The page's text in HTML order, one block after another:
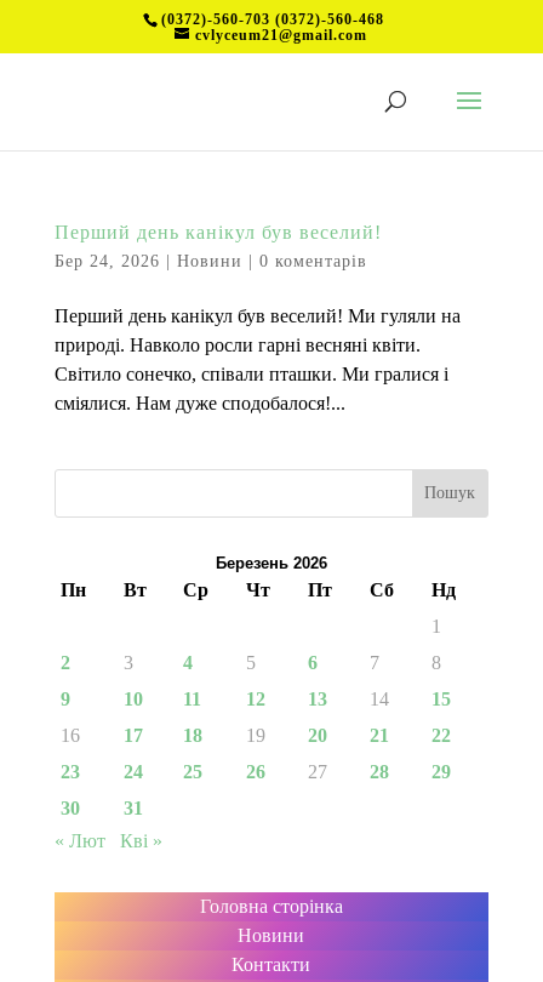
(0372)-560-703 (0372)-560-468
cvlyceum21@gmail.com
Перший день канікул був веселий!
Бер 24, 2026 Новини 0 коментарів
Перший день канікул був веселий! Ми гуляли на
природі. Навколо росли гарні весняні квіти.
Світило сонечко, співали пташки. Ми гралися і
сміялися. Нам дуже сподобалося!...
Пошук
Березень 2026
Пн Вт Ср Чт Пт Сб
Нд
1
2
3 4 5 6 7
8
9
10 11 12 13 14
15
16
17 18 19 20 21
22
23
24 25 26 27 28
29
30
31
« Лют
Кві »
Головна сторінка
Новини
Контакти